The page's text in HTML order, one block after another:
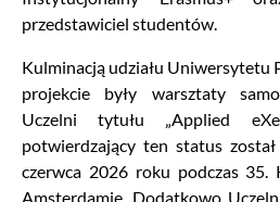
przedstawiciel studentów.
Kulminacją udziału Uniwersytetu
projekcie były warsztaty
Uczelni tytułu „Applied
potwierdzający ten status
czerwca 2026 roku podczas 35.
Amsterdamie. Dodatkowo